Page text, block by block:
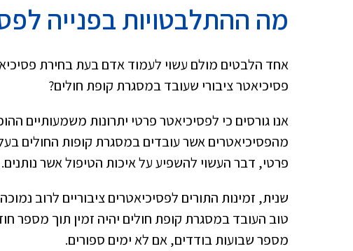
מה ההתלבטויות בפנייה
אחד הלבטים מולם עשוי לעמוד אדם בעת בחירת
פסיכיאטר ציבורי שעובד במסגרת קופת חולים?
אנו גורסים כי לפסיכיאטר פרטי יתרונות משמעותיים
מהפסיכיאטרים אשר עובדים במסגרת קופות החולים
פרטי, דבר העשוי להשפיע על איכות הטיפול אשר נותנים.
שנית, זמינות התורים לפסיכיאטרים ציבוריים לרוב
טוב העובד במסגרת קופת חולים יהיה זמין תוך מספר
מספר שבועות בודדים, אם לא ימים ספורים.